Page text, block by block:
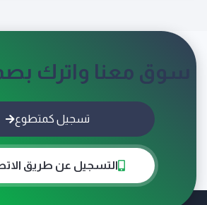
سوق معنا واترك
تسجيل كمتطوع
التسجيل عن طريق